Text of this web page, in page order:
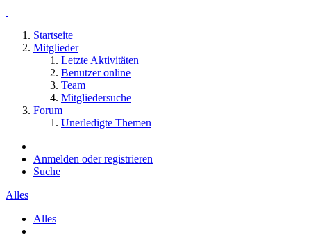
Startseite
Mitglieder
Letzte Aktivitäten
Benutzer online
Team
Mitgliedersuche
Forum
Unerledigte Themen
Anmelden oder registrieren
Suche
Alles
Alles